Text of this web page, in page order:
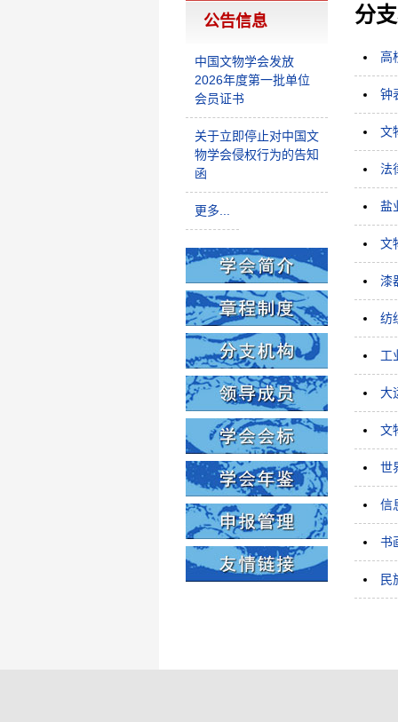
分
高
钟
文
法
盐
文
漆
纺
工
大
文
世
信
书
民
公告信息
中国文物学会发放
2026年度第一批单位
会员证书
关于立即停止对中国文
物学会侵权行为的告知
函
更多...